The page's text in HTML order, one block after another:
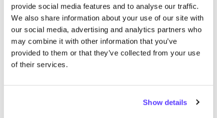
provide social media features and to analyse our traffic.
We also share information about your use of our site with
our social media, advertising and analytics partners who
may combine it with other information that you’ve
provided to them or that they’ve collected from your use
of their services.
Show details
Zur Route hinzufügen Besuche Webshop
Ilse de Beauté
Rechtestraat 99, Beringen